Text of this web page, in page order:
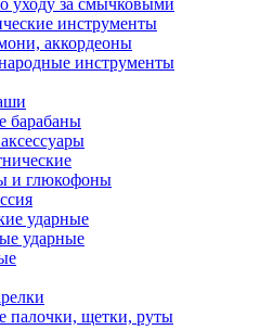
уходу за смычковыми
инструменты
аккордеоны
инструменты
барабаны
и глюкофоны
ударные
ударные
палочки, щетки, руты